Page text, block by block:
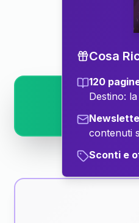
Scopri
Cosa
120
Destino:
contenuti
Sconti e